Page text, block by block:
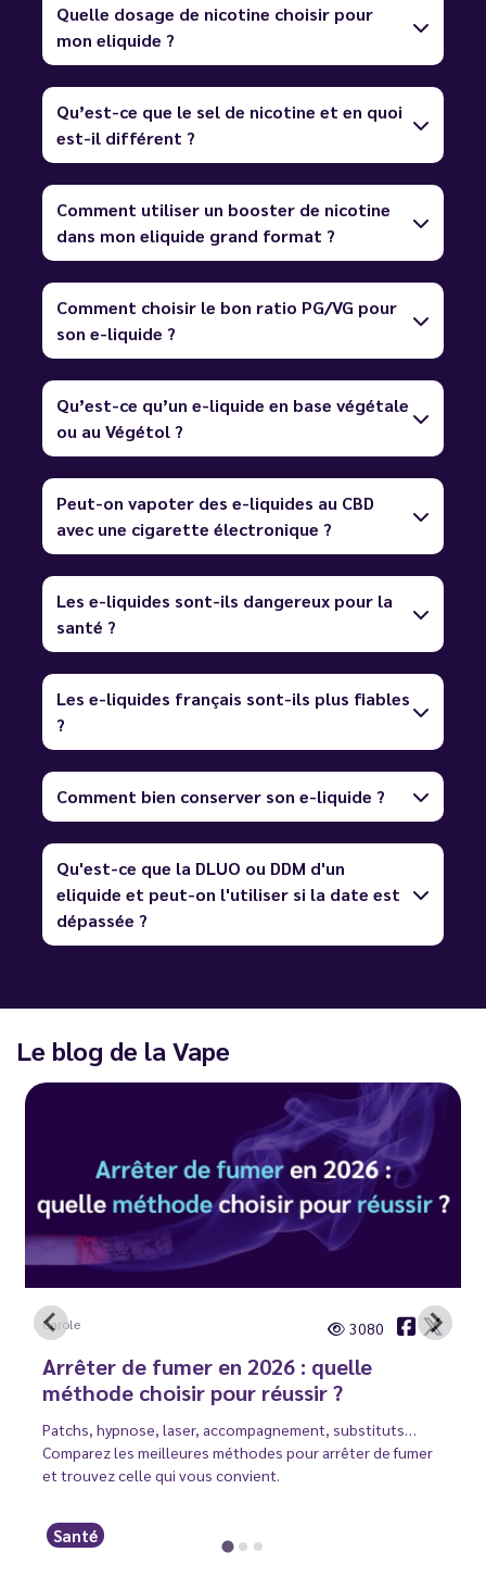
Quelle dosage de nicotine choisir pour
mon eliquide ?
Qu’est-ce que le sel de nicotine et en quoi
est-il différent ?
Comment utiliser un booster de nicotine
dans mon eliquide grand format ?
Comment choisir le bon ratio PG/VG pour
son e-liquide ?
Qu’est-ce qu’un e-liquide en base végétale
ou au Végétol ?
Peut-on vapoter des e-liquides au CBD
avec une cigarette électronique ?
Les e-liquides sont-ils dangereux pour la
santé ?
Les e-liquides français sont-ils plus fiables
?
Comment bien conserver son e-liquide ?
Qu'est-ce que la DLUO ou DDM d'un
eliquide et peut-on l'utiliser si la date est
dépassée ?
Le blog de la Vape
Carole 3080
Arrêter de fumer en 2026 : quelle
méthode choisir pour réussir ?
Patchs, hypnose, laser, accompagnement, substituts…
Comparez les meilleures méthodes pour arrêter de fumer
et trouvez celle qui vous convient.
Santé